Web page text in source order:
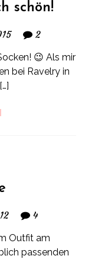
schön!
2
😉 Als mir
bei Ravelry in
4
Outfit am
passenden